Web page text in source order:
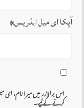
آپکا ای میل ایڈریس*
اس براؤزر میں میرا نام،